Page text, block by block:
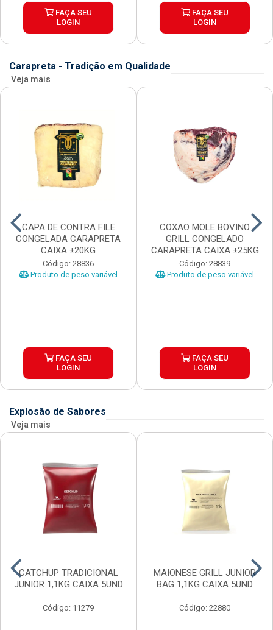
FAÇA SEU
LOGIN
FAÇA SEU
LOGIN
Carapreta - Tradição em Qualidade
Veja mais
CAPA DE CONTRA FILE
CONGELADA CARAPRETA
CAIXA ±20KG
Código: 28836
Produto de peso variável
FAÇA SEU
LOGIN
COXAO MOLE BOVINO
GRILL CONGELADO
CARAPRETA CAIXA ±25KG
Código: 28839
Produto de peso variável
FAÇA SEU
LOGIN
Explosão de Sabores
Veja mais
CATCHUP TRADICIONAL
JUNIOR 1,1KG CAIXA 5UND
Código: 11279
MAIONESE GRILL JUNIOR
BAG 1,1KG CAIXA 5UND
Código: 22880